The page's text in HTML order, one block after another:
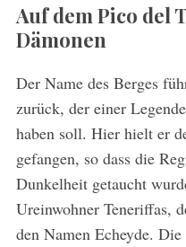
Auf dem Pico del
Dämonen
Der Name des Berges
zurück, der einer
haben soll. Hier hielt er
gefangen, so dass die
Dunkelheit getaucht
Ureinwohner Teneriffas,
den Namen Echeyde.